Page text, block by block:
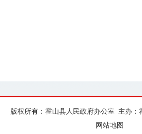
版权所有：霍山县人民政府办公室 主办：
网站地图